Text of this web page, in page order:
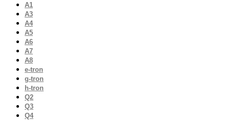
A1
A3
A4
A5
A6
A7
A8
e-tron
g-tron
h-tron
Q2
Q3
Q4